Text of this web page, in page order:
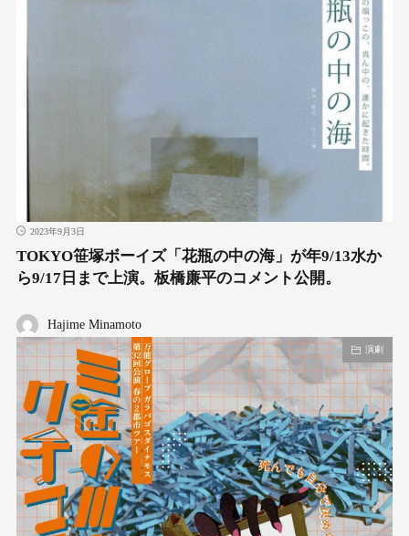
2023年9月3日
TOKYO笹塚ボーイズ「花瓶の中の海」が年9/13水か
ら9/17日まで上演。板橋廉平のコメント公開。
Hajime Minamoto
演劇